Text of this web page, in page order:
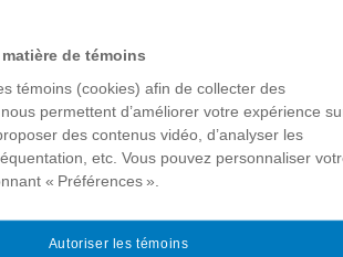
:Déroutes
de témoins
témoins (cookies) afin de collecter des
permettent d’améliorer votre expérience
des contenus vidéo, d’analyser les
etc. Vous pouvez personnaliser
« Préférences ».
Autoriser les témoins